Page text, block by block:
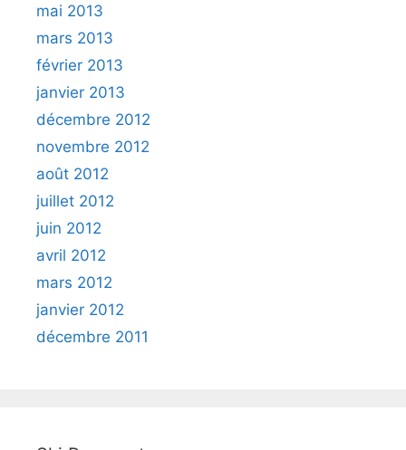
mai 2013
mars 2013
février 2013
janvier 2013
décembre 2012
novembre 2012
août 2012
juillet 2012
juin 2012
avril 2012
mars 2012
janvier 2012
décembre 2011